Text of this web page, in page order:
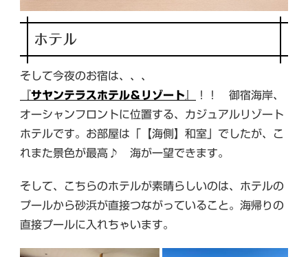
ホテル
そして今夜のお宿は、、、
『サヤンテラスホテル＆リゾート
！！ 御宿海岸、
オーシャンフロントに位置する、カジュアルリゾート
ホテルです。お部屋は「【海側】和室」でしたが、こ
れまた景色が最高♪ 海が一望できます。
そして、こちらのホテルが素晴らしいのは、ホテルの
プールから砂浜が直接つながっていること。海帰りの
直接プールに入れちゃいます。